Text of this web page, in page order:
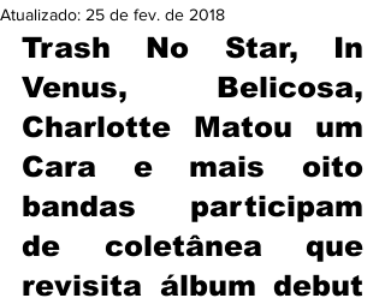
Atualizado: 25 de fev. de 2018
Trash No Star, In
Venus, Belicosa,
Charlotte Matou um
Cara e mais oito
bandas
de coletânea que
revisita álbum debut